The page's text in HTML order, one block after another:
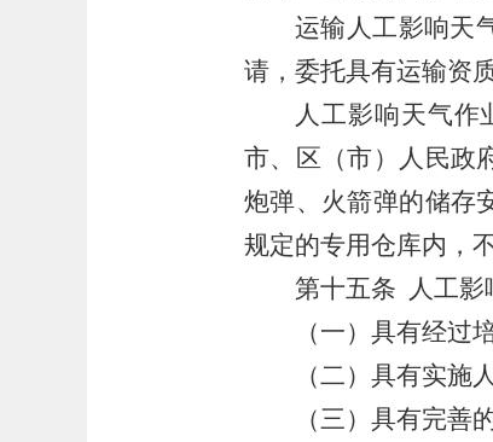
运输人工影响天
请，委托具有运输资
人工影响天气作
市、区（市）人民政
炮弹、火箭弹的储存
规定的专用仓库内，
第十五条 人工影
（一）具有经过
（二）具有实施
（三）具有完善